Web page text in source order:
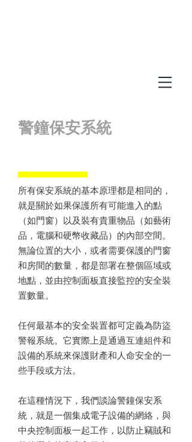
所有保安系統的基本原理都是相同的，
就是關於如果保護所有可能進入的點
（如門窗）以及裝有貴重物品（如藝術
品，電腦和硬幣收藏品）的內部空間。
無論位置的大小，或者需要保護的門窗
和房間的數量，都是部署在整個區域或
地點，並由控制面板直接監控的安全裝
置數量。
任何最基本的安全裝置都可定義為防盜
警報系統。它實際上是通過互連組件和
設備的系統來保護財產和人命安全的一
些手段或方法。
在這種情況下，我們談論警鐘保安系
統，就是一個集成電子設備的網絡，與
中央控制面板一起工作，以防止竊賊和
警鐘保安系統